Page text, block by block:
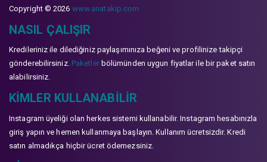
Copyright © 2026 www.anatakip.com
NASIL ÇALIŞIR
Kredileriniz ile dilediğiniz paylaşımınıza beğeni ve profilinize takipçi
gönderebilirsiniz. Paketlerbölümünden uygun fiyatlar ile bir paket satın
alabilirsiniz.
KIMLER KULLANABILIR
Instagram üyeliği olan herkes sistemi kullanabilir. Instagram hesabınızla
giriş yapın ve hemen kullanmaya başlayın. Kullanım ücretsizdir. Kredi
satın almadıkça hiçbir ücret ödemezsiniz.